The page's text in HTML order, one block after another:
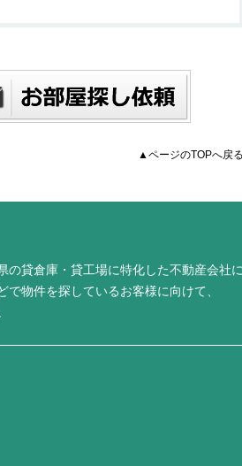
▲ページのTOPへ戻る
貸倉庫・貸工場に特化した不動産会社に
物件を探しているお客様に向けて、